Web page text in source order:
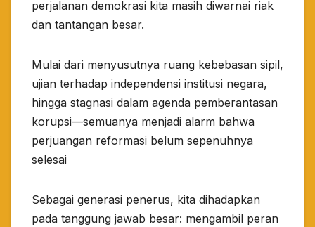
perjalanan demokrasi kita masih diwarnai riak
dan tantangan besar.​
Mulai dari menyusutnya ruang kebebasan sipil,
ujian terhadap independensi institusi negara,
hingga stagnasi dalam agenda pemberantasan
korupsi—semuanya menjadi alarm bahwa
perjuangan reformasi belum sepenuhnya
selesai
Sebagai generasi penerus, kita dihadapkan
pada tanggung jawab besar: mengambil peran